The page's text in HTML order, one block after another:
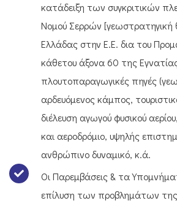
κατάδειξη των συγκριτικών
Νομού Σερρών [γεωστρατηγική
Ελλάδας στην Ε.Ε. δια του
κάθετου άξονα 60 της
πλουτοπαραγωγικές πηγές
αρδευόμενος κάμπος,
διέλευση αγωγού φυσικού
και αεροδρόμιο, υψηλής
ανθρώπινο δυναμικό, κ.ά.
Οι Παρεμβάσεις & τα
επίλυση των προβλημάτων